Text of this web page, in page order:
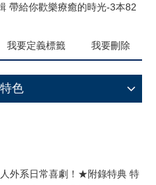
帶給你歡樂療癒的時光-3本82
我要定義標籤 我要刪除
色
外系日常喜劇！★附錄特典 特